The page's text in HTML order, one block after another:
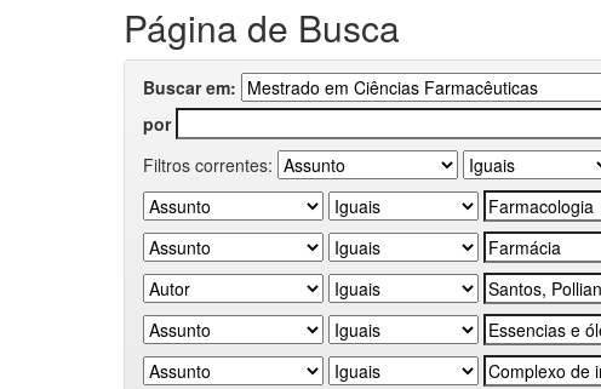
Página de Busca
Buscar em:
por
Filtros correntes: